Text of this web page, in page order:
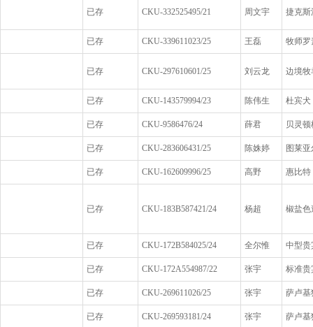
已存 CKU-332525495/21 周文宇 捷克斯
已存 CKU-339611023/25 王磊 牧师罗
已存 CKU-297610601/25 刘云龙 边境牧
已存 CKU-143579994/23 陈伟生 杜宾犬
已存 CKU-9586476/24 薛君 贝灵顿
已存 CKU-283606431/25 陈姝婷 图莱
已存 CKU-162609996/25 高野 惠比特
已存 CKU-183B587421/24 杨超 椒盐色
已存 CKU-172B584025/24 全尔惟 中型贵
已存 CKU-172A554987/22 张宇 标准贵
已存 CKU-269611026/25 张宇 萨卢基
已存 CKU-269593181/24 张宇 萨卢基